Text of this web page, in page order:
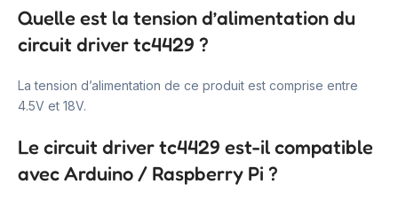
Quelle est la tension d’alimentation du
circuit driver tc4429 ?
La tension d’alimentation de ce produit est comprise entre
4.5V et 18V.
Le circuit driver tc4429 est-il compatible
avec Arduino / Raspberry Pi ?